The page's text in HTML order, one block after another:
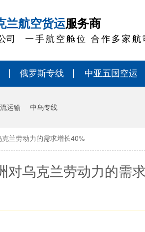
兰航空货运服务商
司 一手航空舱位 合作多家航
俄罗斯专线 中亚五国空运
运输 中乌专线
克兰劳动力的需求增长40%
对乌克兰劳动力的需